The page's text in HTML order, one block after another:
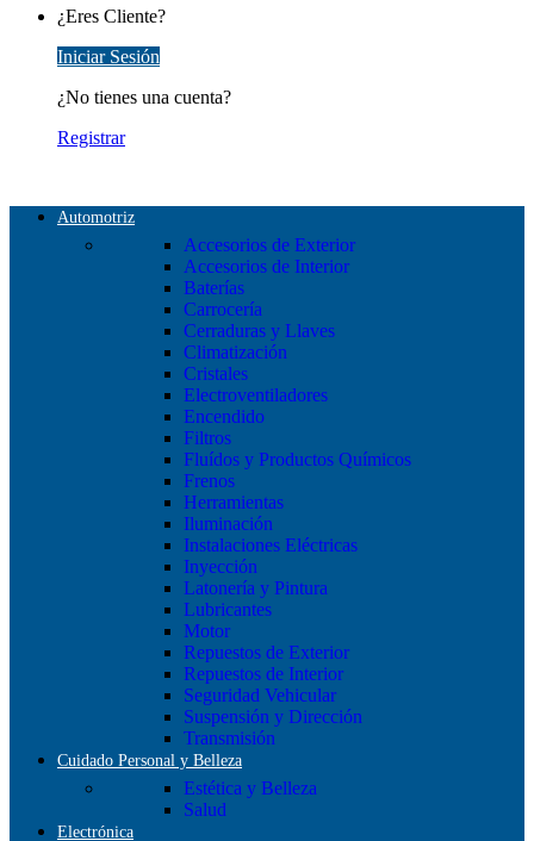
¿Eres Cliente?
Iniciar Sesión
¿No tienes una cuenta?
Registrar
Automotriz
Accesorios de Exterior
Accesorios de Interior
Baterías
Carrocería
Cerraduras y Llaves
Climatización
Cristales
Electroventiladores
Encendido
Filtros
Fluídos y Productos Químicos
Frenos
Herramientas
Iluminación
Instalaciones Eléctricas
Inyección
Latonería y Pintura
Lubricantes
Motor
Repuestos de Exterior
Repuestos de Interior
Seguridad Vehicular
Suspensión y Dirección
Transmisión
Cuidado Personal y Belleza
Estética y Belleza
Salud
Electrónica